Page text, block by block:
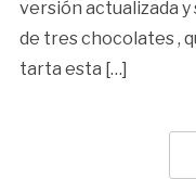
versión actualizada
de tres chocolates ,
tarta esta […]